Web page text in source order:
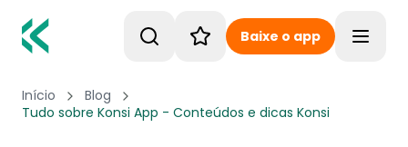
Baixe o app
Início
Blog
Tudo sobre Konsi App - Conteúdos e dicas Konsi